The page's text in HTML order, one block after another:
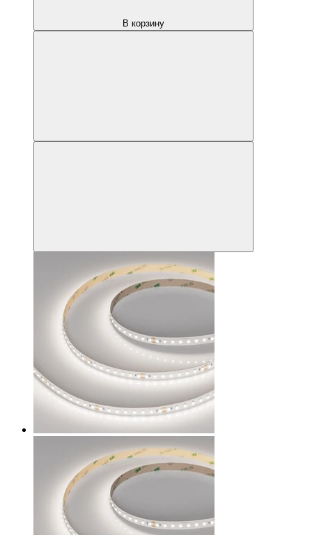
В корзину